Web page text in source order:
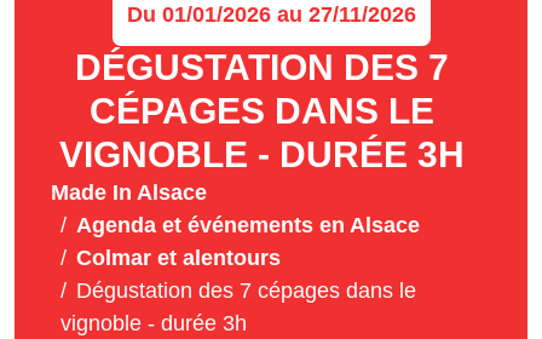
Du 01/01/2026 au 27/11/2026
DÉGUSTATION DES 7
CÉPAGES DANS LE
VIGNOBLE - DURÉE 3H
Made In Alsace
Agenda et événements en Alsace
Colmar et alentours
Dégustation des 7 cépages dans le
vignoble - durée 3h